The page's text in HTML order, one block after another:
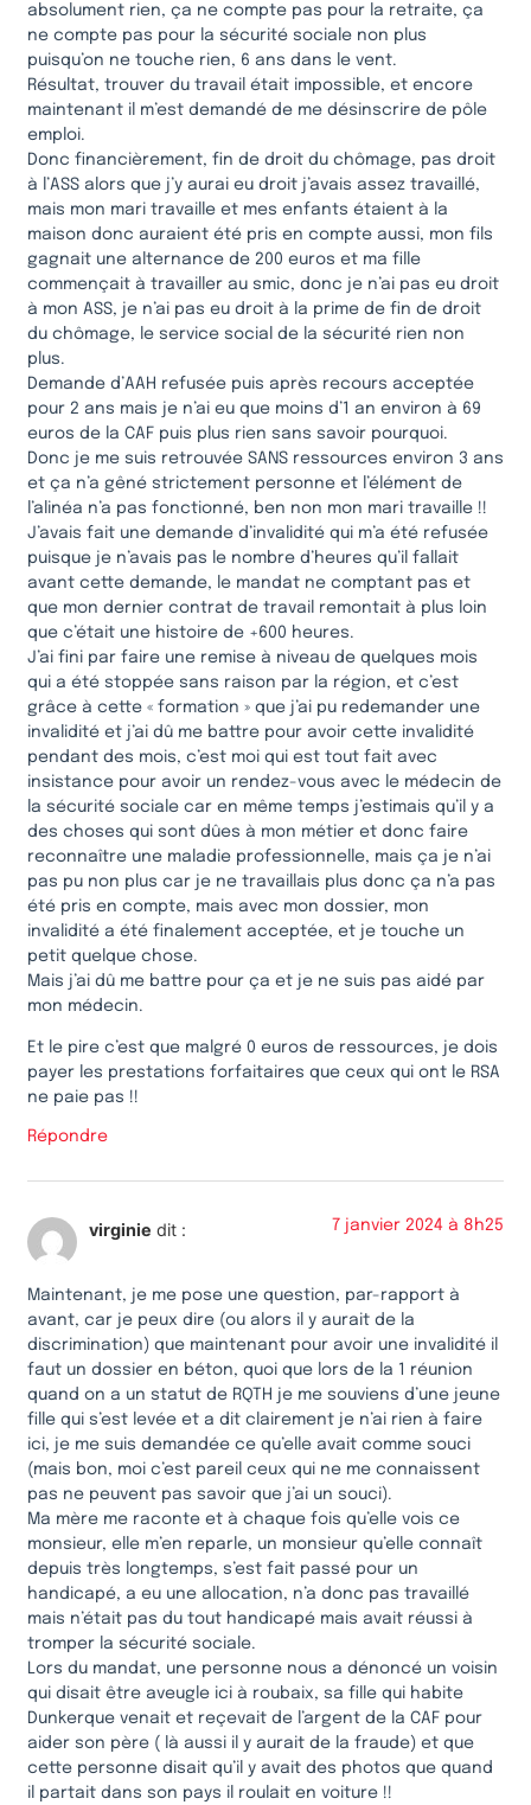
absolument rien, ça ne compte pas pour la retraite, ça
ne compte pas pour la sécurité sociale non plus
puisqu’on ne touche rien, 6 ans dans le vent.
Résultat, trouver du travail était impossible, et encore
maintenant il m’est demandé de me désinscrire de pôle
emploi.
Donc financièrement, fin de droit du chômage, pas droit
à l’ASS alors que j’y aurai eu droit j’avais assez travaillé,
mais mon mari travaille et mes enfants étaient à la
maison donc auraient été pris en compte aussi, mon fils
gagnait une alternance de 200 euros et ma fille
commençait à travailler au smic, donc je n’ai pas eu droit
à mon ASS, je n’ai pas eu droit à la prime de fin de droit
du chômage, le service social de la sécurité rien non
plus.
Demande d’AAH refusée puis après recours acceptée
pour 2 ans mais je n’ai eu que moins d’1 an environ à 69
euros de la CAF puis plus rien sans savoir pourquoi.
Donc je me suis retrouvée SANS ressources environ 3 ans
et ça n’a gêné strictement personne et l’élément de
l’alinéa n’a pas fonctionné, ben non mon mari travaille !!
J’avais fait une demande d’invalidité qui m’a été refusée
puisque je n’avais pas le nombre d’heures qu’il fallait
avant cette demande, le mandat ne comptant pas et
que mon dernier contrat de travail remontait à plus loin
que c’était une histoire de +600 heures.
J’ai fini par faire une remise à niveau de quelques mois
qui a été stoppée sans raison par la région, et c’est
grâce à cette « formation » que j’ai pu redemander une
invalidité et j’ai dû me battre pour avoir cette invalidité
pendant des mois, c’est moi qui est tout fait avec
insistance pour avoir un rendez-vous avec le médecin de
la sécurité sociale car en même temps j’estimais qu’il y a
des choses qui sont dûes à mon métier et donc faire
reconnaître une maladie professionnelle, mais ça je n’ai
pas pu non plus car je ne travaillais plus donc ça n’a pas
été pris en compte, mais avec mon dossier, mon
invalidité a été finalement acceptée, et je touche un
petit quelque chose.
Mais j’ai dû me battre pour ça et je ne suis pas aidé par
mon médecin.
Et le pire c’est que malgré 0 euros de ressources, je dois
payer les prestations forfaitaires que ceux qui ont le RSA
ne paie pas !!
Répondre
virginie dit : 7 janvier 2024 à 8h25
Maintenant, je me pose une question, par-rapport à
avant, car je peux dire (ou alors il y aurait de la
discrimination) que maintenant pour avoir une invalidité il
faut un dossier en béton, quoi que lors de la 1 réunion
quand on a un statut de RQTH je me souviens d’une jeune
fille qui s’est levée et a dit clairement je n’ai rien à faire
ici, je me suis demandée ce qu’elle avait comme souci
(mais bon, moi c’est pareil ceux qui ne me connaissent
pas ne peuvent pas savoir que j’ai un souci).
Ma mère me raconte et à chaque fois qu’elle vois ce
monsieur, elle m’en reparle, un monsieur qu’elle connaît
depuis très longtemps, s’est fait passé pour un
handicapé, a eu une allocation, n’a donc pas travaillé
mais n’était pas du tout handicapé mais avait réussi à
tromper la sécurité sociale.
Lors du mandat, une personne nous a dénoncé un voisin
qui disait être aveugle ici à roubaix, sa fille qui habite
Dunkerque venait et reçevait de l’argent de la CAF pour
aider son père ( là aussi il y aurait de la fraude) et que
cette personne disait qu’il y avait des photos que quand
il partait dans son pays il roulait en voiture !!